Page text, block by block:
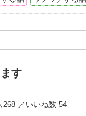
す
／いいね数 54